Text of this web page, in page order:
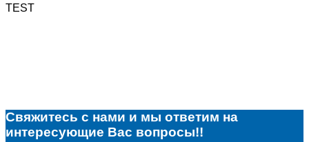
TEST
Свяжитесь с нами и мы ответим на
интересующие Вас вопросы!!